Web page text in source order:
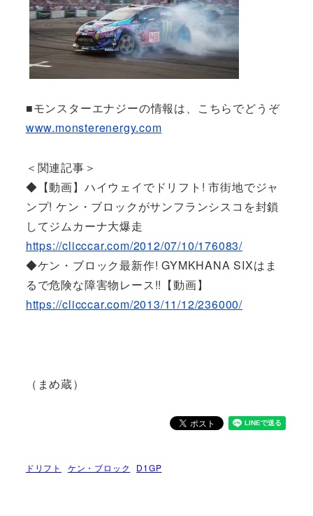
■モンスターエナジーの情報は、こちらでどうぞ
www.monsterenergy.com
＜関連記事＞
◆【動画】ハイウェイでドリフト! 市街地でジャ
ンプ! ケン・ブロックがサンフランシスコを封鎖
してジムカーナ大爆走
https://clicccar.com/2012/07/10/176083/
◆ケン・ブロック最新作! GYMKHANA SIXはま
るで危険な障害物レース!!【動画】
https://clicccar.com/2013/11/12/236000/
（まめ蔵）
ドリフト ケン・ブロック D1GP